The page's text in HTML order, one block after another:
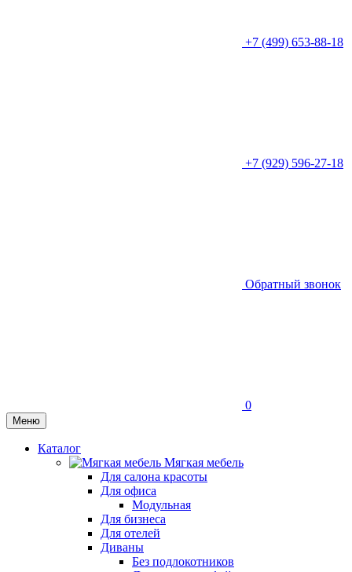
+7 (499) 653-88-18
+7 (929) 596-27-18
Обратный звонок
0
Меню
Каталог
Мягкая мебель
Для салона красоты
Для офиса
Модульная
Для бизнеса
Для отелей
Диваны
Без подлокотников